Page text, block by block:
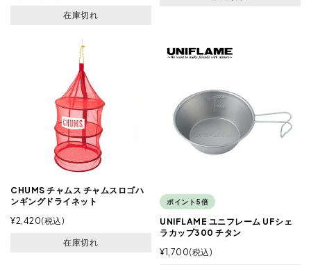
在庫切れ
CHUMS チャムス チャムスロゴハ
ンギングドライネット
¥2,420 税込
在庫切れ
ポイント5倍
UNIFLAME ユニフレーム UFシェ
ラカップ300 チタン
¥1,700 税込